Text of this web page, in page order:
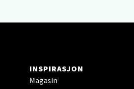
INSPIRASJON
Magasin